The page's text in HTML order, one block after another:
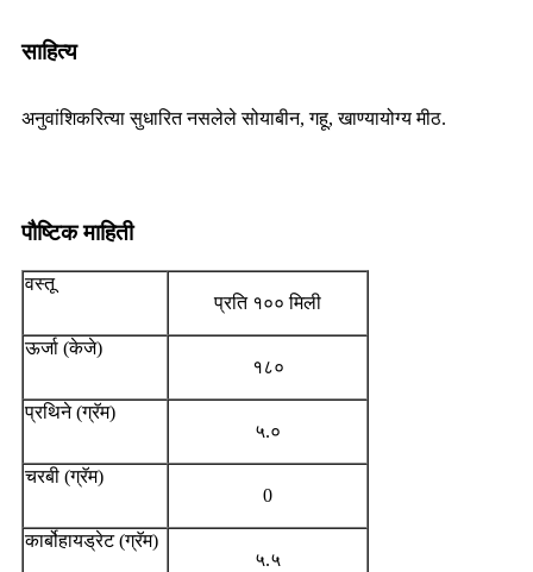
साहित्य
अनुवांशिकरित्या सुधारित नसलेले सोयाबीन, गहू, खाण्यायोग्य मीठ.
पौष्टिक माहिती
वस्तू
प्रति १०० मिली
ऊर्जा (केजे)
१८०
प्रथिने (ग्रॅम)
५.०
चरबी (ग्रॅम)
0
कार्बोहायड्रेट (ग्रॅम)
५.५